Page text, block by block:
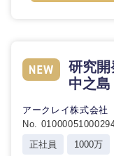
サービス
クリエイ
ティブ
コンサル
コンサルタント
専門職
金融
建設・不動産
倉庫・運輸
上場企業
外資系企業
転勤なし
研究開
中之島
アークレイ株式会社
No.
正社員
1000万